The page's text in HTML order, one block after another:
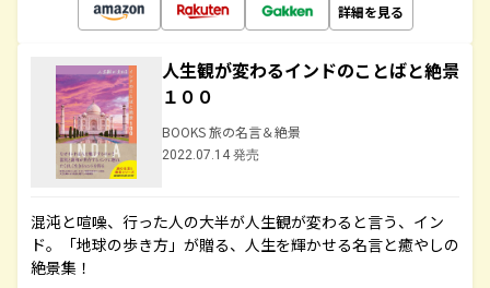
詳細を見る
人生観が変わるインドのことばと絶景
１００
BOOKS 旅の名言＆絶景
2022.07.14 発売
混沌と喧噪、行った人の大半が人生観が変わると言う、イン
ド。「地球の歩き方」が贈る、人生を輝かせる名言と癒やしの
絶景集！